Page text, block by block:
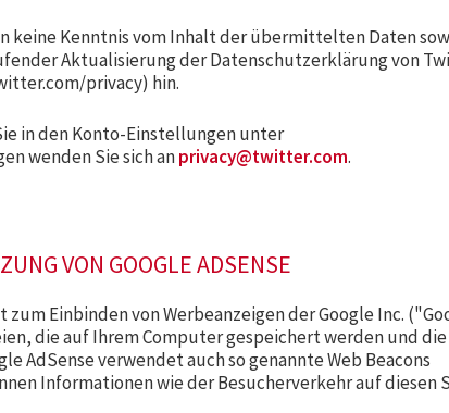
keine Kenntnis vom Inhalt der übermittelten Daten
Aktualisierung der Datenschutzerklärung von
privacy) hin.
in den Konto-Einstellungen unter
wenden Sie sich anprivacy@twitter.com.
VON GOOGLE ADSENSE
Einbinden von Werbeanzeigen der Google Inc.
die auf Ihrem Computer gespeichert werden und
AdSense verwendet auch so genannte Web Beacons
Informationen wie der Besucherverkehr auf diesen